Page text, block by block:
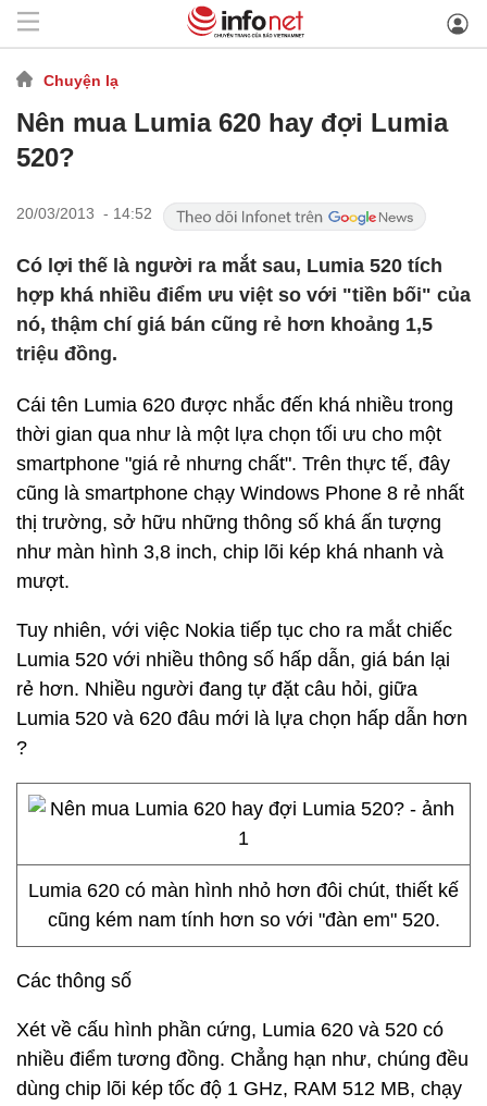
Chuyện lạ
Nên mua Lumia 620 hay đợi Lumia
520?
20/03/2013 - 14:52
Có lợi thế là người ra mắt sau, Lumia 520 tích
hợp khá nhiều điểm ưu việt so với "tiền bối" của
nó, thậm chí giá bán cũng rẻ hơn khoảng 1,5
triệu đồng.
Cái tên Lumia 620 được nhắc đến khá nhiều trong
thời gian qua như là một lựa chọn tối ưu cho một
smartphone "giá rẻ nhưng chất". Trên thực tế, đây
cũng là smartphone chạy Windows Phone 8 rẻ nhất
thị trường, sở hữu những thông số khá ấn tượng
như màn hình 3,8 inch, chip lõi kép khá nhanh và
mượt.
Tuy nhiên, với việc Nokia tiếp tục cho ra mắt chiếc
Lumia 520 với nhiều thông số hấp dẫn, giá bán lại
rẻ hơn. Nhiều người đang tự đặt câu hỏi, giữa
Lumia 520 và 620 đâu mới là lựa chọn hấp dẫn hơn
?
Lumia 620 có màn hình nhỏ hơn đôi chút, thiết kế
cũng kém nam tính hơn so với "đàn em" 520.
Các thông số
Xét về cấu hình phần cứng, Lumia 620 và 520 có
nhiều điểm tương đồng. Chẳng hạn như, chúng đều
dùng chip lõi kép tốc độ 1 GHz, RAM 512 MB, chạy